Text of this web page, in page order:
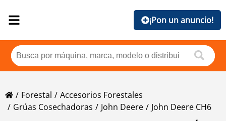
¡Pon un anuncio!
Forestal
Accesorios Forestales
Grúas Cosechadoras
John Deere
John Deere CH6